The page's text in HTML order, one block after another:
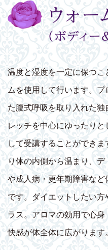
温度と湿度を一定に保つ
ムを使用して行います。
た腹式呼吸を取り入れた
レッチを中心にゆったり
して受講することができ
り体の内側から温まり、
や成人病・更年期障害な
です。ダイエットしたい
ラス。アロマの効用で心
快感が体全体に広がります